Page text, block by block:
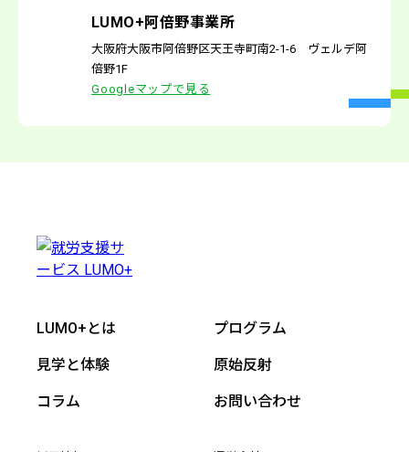
LUMO+阿倍野事業所
大阪府大阪市阿倍野区天王寺町南2-1-6 ヴェルデ阿
倍野1F
Googleマップで見る
LUMO+とは プログラム
見学と体験 原始反射
コラム お問い合わせ